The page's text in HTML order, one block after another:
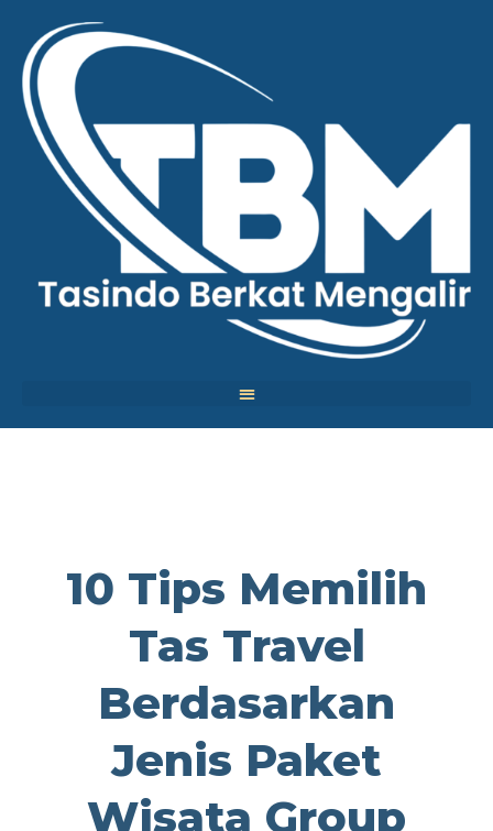
10 Tips Memilih
Tas Travel
Berdasarkan
Jenis Paket
Wisata Group